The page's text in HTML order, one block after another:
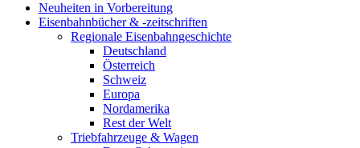
Neuheiten in Vorbereitung
Eisenbahnbücher & -zeitschriften
Regionale Eisenbahngeschichte
Deutschland
Österreich
Schweiz
Europa
Nordamerika
Rest der Welt
Triebfahrzeuge & Wagen